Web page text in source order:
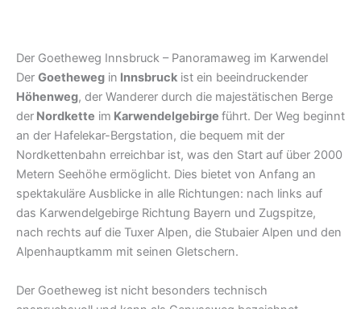
Der Goetheweg Innsbruck – Panoramaweg im Karwendel
Der Goetheweg in Innsbruck ist ein beeindruckender
Höhenweg, der Wanderer durch die majestätischen Berge
der Nordkette im Karwendelgebirge führt. Der Weg beginnt
an der Hafelekar-Bergstation, die bequem mit der
Nordkettenbahn erreichbar ist, was den Start auf über 2000
Metern Seehöhe ermöglicht. Dies bietet von Anfang an
spektakuläre Ausblicke in alle Richtungen: nach links auf
das Karwendelgebirge Richtung Bayern und Zugspitze,
nach rechts auf die Tuxer Alpen, die Stubaier Alpen und den
Alpenhauptkamm mit seinen Gletschern.
Der Goetheweg ist nicht besonders technisch